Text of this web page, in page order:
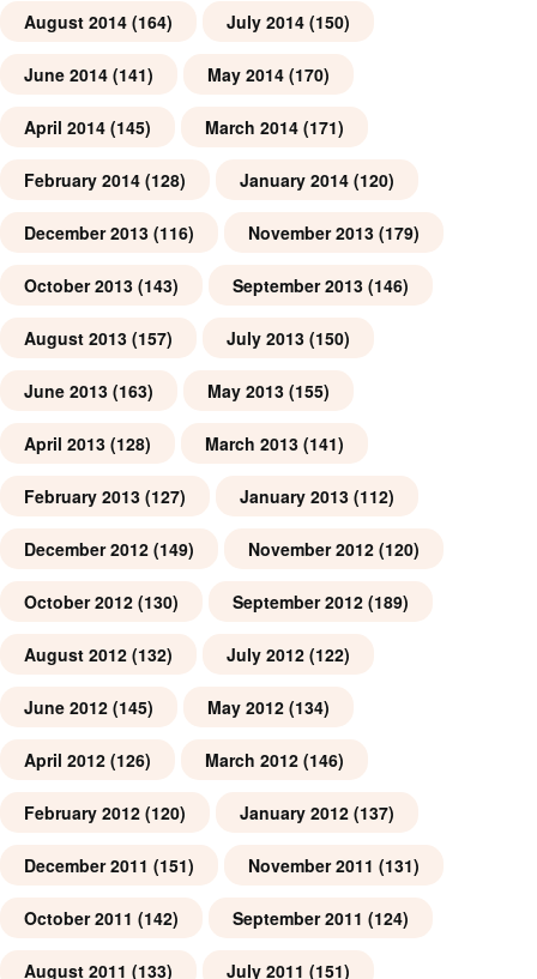
August 2014 (164) July 2014 (150)
June 2014 (141) May 2014 (170)
April 2014 (145) March 2014 (171)
February 2014 (128) January 2014 (120)
December 2013 (116) November 2013 (179)
October 2013 (143) September 2013 (146)
August 2013 (157) July 2013 (150)
June 2013 (163) May 2013 (155)
April 2013 (128) March 2013 (141)
February 2013 (127) January 2013 (112)
December 2012 (149) November 2012 (120)
October 2012 (130) September 2012 (189)
August 2012 (132) July 2012 (122)
June 2012 (145) May 2012 (134)
April 2012 (126) March 2012 (146)
February 2012 (120) January 2012 (137)
December 2011 (151) November 2011 (131)
October 2011 (142) September 2011 (124)
August 2011 (133) July 2011 (151)